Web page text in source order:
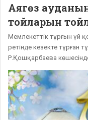
Аягөз
тойларын
Мемлекеттік тұрғын үй
ретінде кезекте тұрған
Р.Қошқарбаева